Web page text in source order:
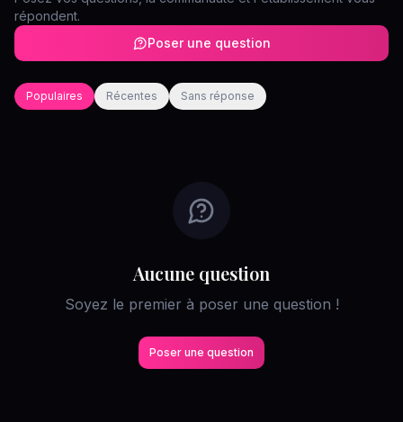
répondent.
Poser une question
Populaires Récentes Sans réponse
Aucune question
Soyez le premier à poser une question !
Poser une question